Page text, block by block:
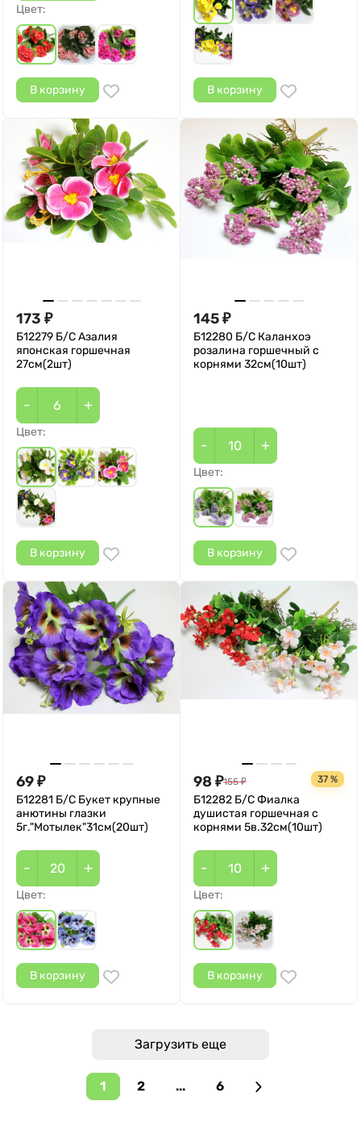
Цвет:
В корзину В корзину
173 ₽
Б12279 Б/С Азалия
японская горшечная
27см(2шт)
- +
Цвет:
В корзину
145 ₽
Б12280 Б/С Каланхоэ
розалина горшечный с
корнями 32см(10шт)
- +
Цвет:
В корзину
69 ₽
Б12281 Б/С Букет крупные
анютины глазки
5г."Мотылек"31см(20шт)
- +
Цвет:
В корзину
98 ₽155 ₽ 37 %
Б12282 Б/С Фиалка
душистая горшечная с
корнями 5в.32см(10шт)
- +
Цвет:
В корзину
Загрузить еще
1 2 ... 6